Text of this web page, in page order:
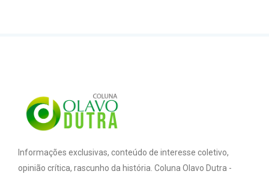
Informações exclusivas, conteúdo de interesse coletivo,
opinião crítica, rascunho da história. Coluna Olavo Dutra -